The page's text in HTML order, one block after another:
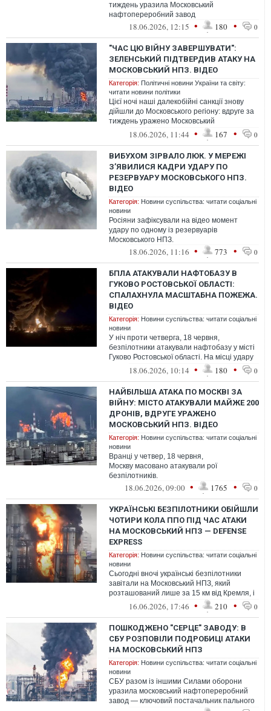
тиждень уразила Московський
нафтопереробний завод
18.06.2026, 12:15 • 180 • 0
"ЧАС ЦЮ ВІЙНУ ЗАВЕРШУВАТИ":
ЗЕЛЕНСЬКИЙ ПІДТВЕРДИВ АТАКУ НА
МОСКОВСЬКИЙ НПЗ. ВІДЕО
Категорія: Політичні новини України та світу:
читати новини політики
Цієї ночі наші далекобійні санкції знову
дійшли до Московського регіону: вдруге за
тиждень уражено Московський
нафтопереробний завод.
18.06.2026, 11:44 • 167 • 0
ВИБУХОМ ЗІРВАЛО ЛЮК. У МЕРЕЖІ
ЗʼЯВИЛИСЯ КАДРИ УДАРУ ПО
РЕЗЕРВУАРУ МОСКОВСЬКОГО НПЗ.
ВІДЕО
Категорія: Новини суспільства: читати соціальні
новини
Росіяни зафіксували на відео момент
удару по одному із резервуарів
Московського НПЗ.
18.06.2026, 11:16 • 773 • 0
БПЛА АТАКУВАЛИ НАФТОБАЗУ В
ГУКОВО РОСТОВСЬКОЇ ОБЛАСТІ:
СПАЛАХНУЛА МАСШТАБНА ПОЖЕЖА.
ВІДЕО
Категорія: Новини суспільства: читати соціальні
новини
У ніч проти четверга, 18 червня,
безпілотники атакували нафтобазу у місті
Гуково Ростовської області. На місці удару
спалахнула масштабна пожежа.
18.06.2026, 10:14 • 180 • 0
НАЙБІЛЬША АТАКА ПО МОСКВІ ЗА
ВІЙНУ: МІСТО АТАКУВАЛИ МАЙЖЕ 200
ДРОНІВ, ВДРУГЕ УРАЖЕНО
МОСКОВСЬКИЙ НПЗ. ВІДЕО
Категорія: Новини суспільства: читати соціальні
новини
Вранці у четвер, 18 червня,
Москву масовано атакували рої
безпілотників.
18.06.2026, 09:00 • 1765 • 0
УКРАЇНСЬКІ БЕЗПІЛОТНИКИ ОБІЙШЛИ
ЧОТИРИ КОЛА ППО ПІД ЧАС АТАКИ
НА МОСКОВСЬКИЙ НПЗ — DEFENSE
EXPRESS
Категорія: Новини суспільства: читати соціальні
новини
Сьогодні вночі українські безпілотники
завітали на Московський НПЗ, який
розташований лише за 15 км від Кремля, і
яких захищало безліч ЗРГК "Панцирь" ...
16.06.2026, 17:46 • 210 • 0
ПОШКОДЖЕНО "СЕРЦЕ" ЗАВОДУ: В
СБУ РОЗПОВІЛИ ПОДРОБИЦІ АТАКИ
НА МОСКОВСЬКИЙ НПЗ
Категорія: Новини суспільства: читати соціальні
новини
СБУ разом із іншими Силами оборони
уразила московський нафтопереробний
завод — ключовий постачальник пального